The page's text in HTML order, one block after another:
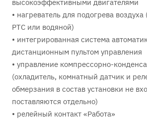
высокоэффективными двигателями
• нагреватель для подогрева
PTC или водяной)
• интегрированная система
дистанционным пультом управления
• управление компрессорно-
(охладитель, комнатный датчик и
обмерзания в состав установки не
поставляются отдельно)
• релейный контакт «Работа»